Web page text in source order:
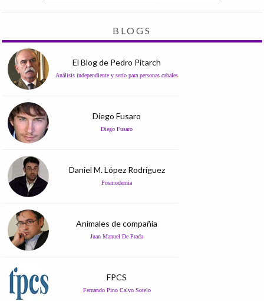
BLOGS
El Blog de Pedro Pitarch
Análisis independiente y serio para personas cabales
Diego Fusaro
Diego Fusaro
Daniel M. López Rodríguez
Posmodernia
Animales de compañía
Juan Manuel De Prada
FPCS
Fernando Pino Calvo Sotelo